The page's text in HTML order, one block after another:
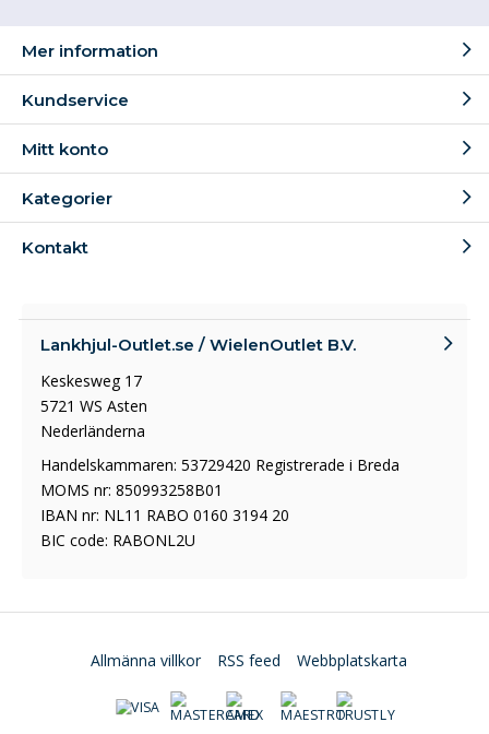
Mer information
Kundservice
Mitt konto
Kategorier
Kontakt
Lankhjul-Outlet.se / WielenOutlet B.V.
Keskesweg 17
5721 WS Asten
Nederländerna
Handelskammaren: 53729420 Registrerade i Breda
MOMS nr: 850993258B01
IBAN nr: NL11 RABO 0160 3194 20
BIC code: RABONL2U
Allmänna villkor RSS feed Webbplatskarta